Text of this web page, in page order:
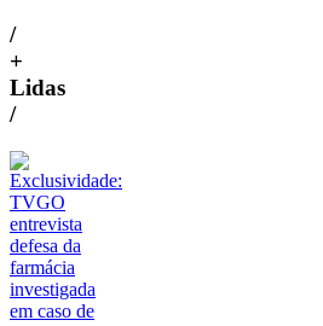
/
+
Lidas
/